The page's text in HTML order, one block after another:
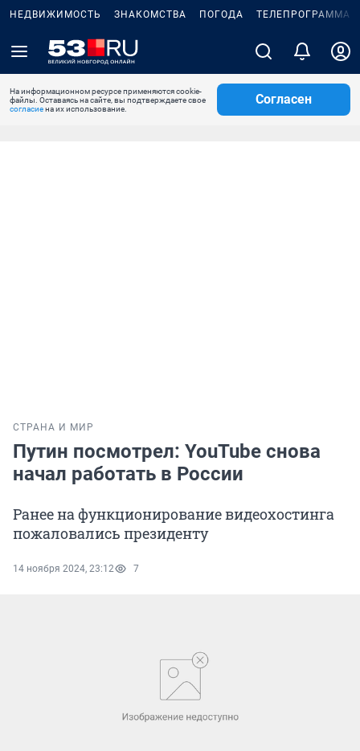
НЕДВИЖИМОСТЬ ЗНАКОМСТВА ПОГОДА ТЕЛЕПРОГРАММА
На информационном ресурсе применяются cookie-
файлы. Оставаясь на сайте, вы подтверждаете свое
согласиена их использование.
Согласен
СТРАНА И МИР
Путин посмотрел: YouTube снова
начал работать в России
Ранее на функционирование видеохостинга
пожаловались президенту
14 ноября 2024, 23:12 7